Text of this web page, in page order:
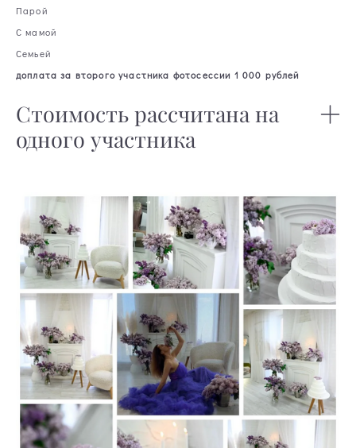
Парой
С мамой
Семьей
доплата за второго участника фотосессии 1 000 рублей
Стоимость рассчитана на
одного участника